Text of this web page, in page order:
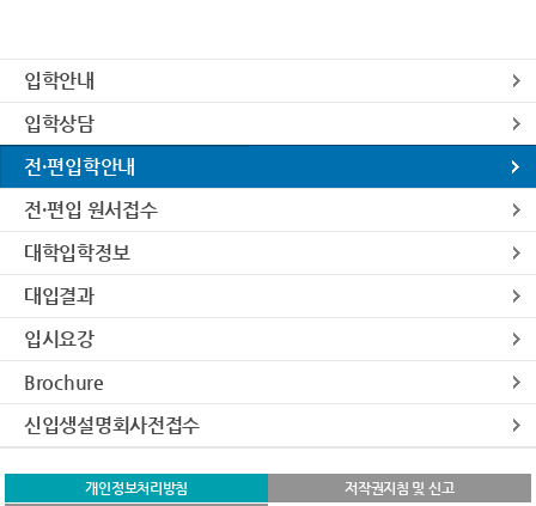
입학안내
입학상담
전·편입학안내
전·편입 원서접수
대학입학정보
대입결과
입시요강
Brochure
신입생설명회사전접수
개인정보처리방침 저작권지침 및 신고